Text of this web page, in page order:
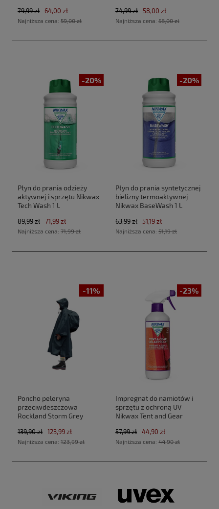
79,99 zł 64,00 zł
Najniższa cena: 59,00 zł
74,99 zł 58,00 zł
Najniższa cena: 58,00 zł
-20%
Płyn do prania odzieży
aktywnej i sprzętu Nikwax
Tech Wash 1 L
89,99 zł 71,99 zł
Najniższa cena: 71,99 zł
-20%
Płyn do prania syntetycznej
bielizny termoaktywnej
Nikwax BaseWash 1 L
63,99 zł 51,19 zł
Najniższa cena: 51,19 zł
-11%
Poncho peleryna
przeciwdeszczowa
Rockland Storm Grey
139,90 zł 123,99 zł
Najniższa cena: 123,99 zł
-23%
Impregnat do namiotów i
sprzętu z ochroną UV
Nikwax Tent and Gear
57,99 zł 44,90 zł
Najniższa cena: 44,90 zł